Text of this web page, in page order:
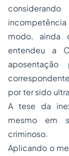
modo, ainda
entendeu a
por ter sido
A tese da
mesmo em
criminoso.
Aplicando o